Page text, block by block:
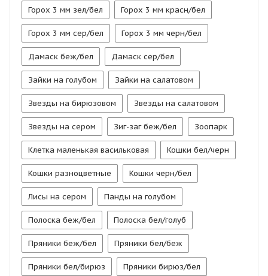
Горох 3 мм зел/бел Горох 3 мм красн/бел
Горох 3 мм сер/бел Горох 3 мм черн/бел
Дамаск беж/бел Дамаск сер/бел
Зайки на голубом Зайки на салатовом
Звезды на бирюзовом Звезды на салатовом
Звезды на сером Зиг-заг беж/бел Зоопарк
Клетка маленькая васильковая Кошки бел/черн
Кошки разноцветные Кошки черн/бел
Лисы на сером Панды на голубом
Полоска беж/бел Полоска бел/голуб
Пряники беж/бел Пряники бел/беж
Пряники бел/бирюз Пряники бирюз/бел